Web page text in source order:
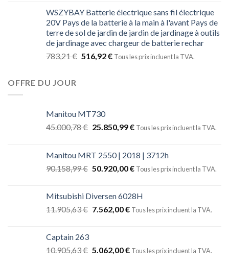
WSZYBAY Batterie électrique sans fil électrique
20V Pays de la batterie à la main à l'avant Pays de
terre de sol de jardin de jardin de jardinage à outils
de jardinage avec chargeur de batterie rechar
783,21€ 516,92€ Tous les prix incluent la TVA.
OFFRE DU JOUR
Manitou MT730
45.000,78€ 25.850,99€ Tous les prix incluent la TVA.
Manitou MRT 2550 | 2018 | 3712h
90.158,99€ 50.920,00€ Tous les prix incluent la TVA.
Mitsubishi Diversen 6028H
11.905,63€ 7.562,00€ Tous les prix incluent la TVA.
Captain 263
10.905,63€ 5.062,00€ Tous les prix incluent la TVA.